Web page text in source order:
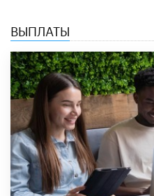
ВЫПЛАТЫ